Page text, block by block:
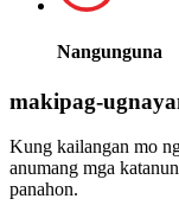
Nangunguna
makipag-
Kung kailangan mo
anumang mga
panahon.